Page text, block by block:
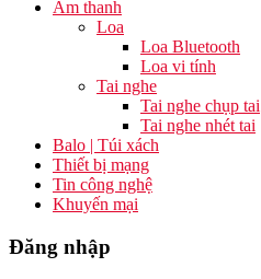
Âm thanh
Loa
Loa Bluetooth
Loa vi tính
Tai nghe
Tai nghe chụp tai
Tai nghe nhét tai
Balo | Túi xách
Thiết bị mạng
Tin công nghệ
Khuyến mại
Đăng nhập